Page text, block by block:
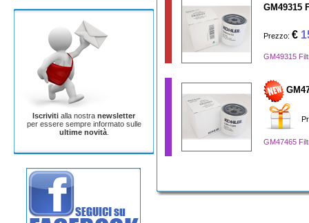
Iscriviti alla nostra newsletter
per essere sempre informato sulle
ultime novità.
GM49315
Prezzo: €
GM49315
GM47465